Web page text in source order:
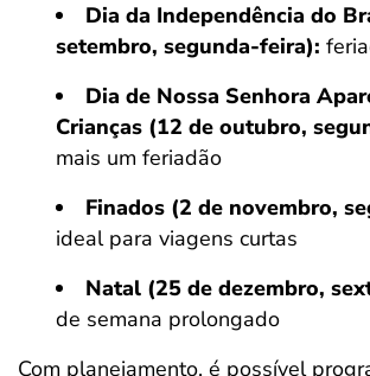
Dia da Independência do
setembro, segunda-feira):
Dia de Nossa Senhora
Crianças (12 de outubro,
mais um feriadão
Finados (2 de novembro,
ideal para viagens curtas
Natal (25 de dezembro,
de semana prolongado
Com planejamento, é possível